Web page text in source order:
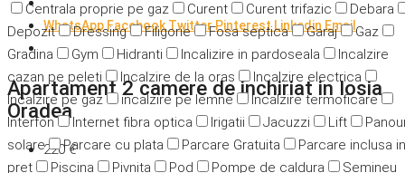
Centrala proprie pe gaz
Curent Curent trifazic
Debara
Depozit
Dressing Filigorie Fosa septica Garaj
Gaz
Gradina
Gym Hidranti Incalizire in pardoseala
Incalzire
cazan pe peleti
Incalzire de la oras
Incalzire electrica
Incalzire pe gaz
incalzire pe lemne
Incalzire termoficare
Interfon
Internet fibra optica Irigatii Jacuzzi Lift
solare
Parcare cu plata Parcare Gratuita
Parcare inclusa in
pret
Piscina Pivnita Pod Pompe de caldura
Semineu
WhatsApp Facebook TwitterPinterest Linkedin Email
Apartament 2 camere de inchiriat in Iosia,
Oradea
220 €